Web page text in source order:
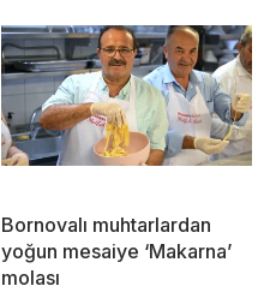
Bornovalı muhtarlardan
yoğun mesaiye ‘Makarna’
molası